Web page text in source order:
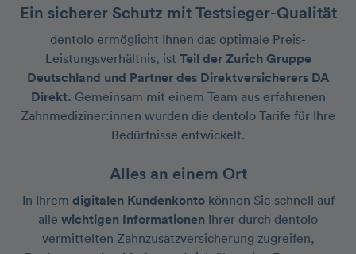
Ein sicherer Schutz mit Testsieger-Qualität
dentolo ermöglicht Ihnen das optimale Preis-
Leistungsverhältnis, ist Teil der Zurich Gruppe
Deutschland und Partner des Direktversicherers DA
Direkt. Gemeinsam mit einem Team aus erfahrenen
Zahn­mediziner:innen wurden die dentolo Tarife für Ihre
Bedürfnisse entwickelt.
Alles an einem Ort
In Ihrem digitalen Kundenkontokönnen Sie schnell auf
alle wichtigen Informationen Ihrer durch dentolo
vermittelten Zahnzusatzversicherung zugreifen,